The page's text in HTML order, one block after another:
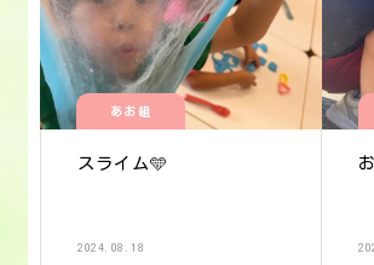
あお組
スライム️🩵
2024.08.18